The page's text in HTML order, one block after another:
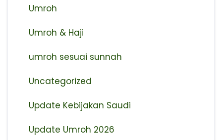
Umroh
Umroh & Haji
umroh sesuai sunnah
Uncategorized
Update Kebijakan Saudi
Update Umroh 2026